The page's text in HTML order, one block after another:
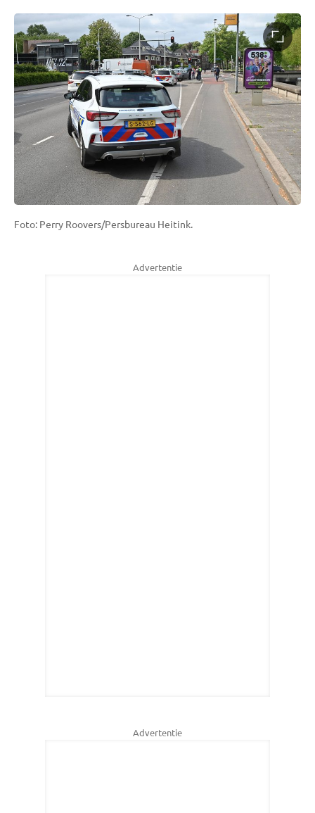
Foto: Perry Roovers/Persbureau Heitink.
Advertentie
Advertentie